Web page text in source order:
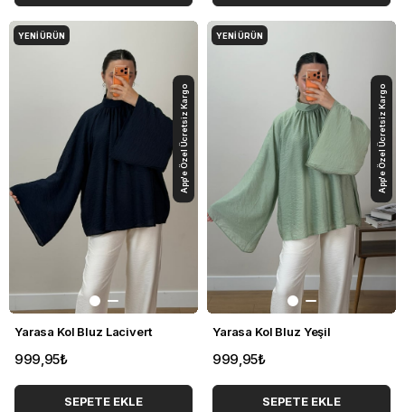
Yarasa Kol Bluz Lacivert
999,95₺
SEPETE EKLE
YENI ÜRÜN
App'e Özel Ücretsiz Kargo
Yarasa Kol Bluz Yeşil
999,95₺
SEPETE EKLE
YENI ÜRÜN
App'e Özel Ücretsiz Kargo